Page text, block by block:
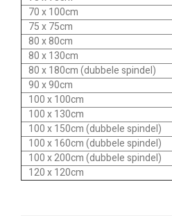
70 x 100cm
75 x 75cm
80 x 80cm
80 x 130cm
80 x 180cm (dubbele spindel)
90 x 90cm
100 x 100cm
100 x 130cm
100 x 150cm (dubbele spindel)
100 x 160cm (dubbele spindel)
100 x 200cm (dubbele spindel)
120 x 120cm